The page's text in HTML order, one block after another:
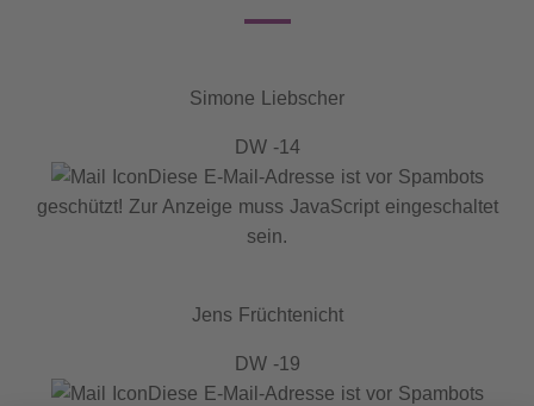
Simone Liebscher
DW -14
Diese E-Mail-Adresse ist vor Spambots
geschützt! Zur Anzeige muss JavaScript eingeschaltet
sein.
Jens Früchtenicht
DW -19
Diese E-Mail-Adresse ist vor Spambots